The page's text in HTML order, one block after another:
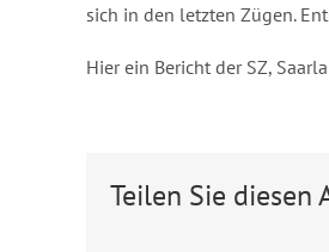
sich in den letzten Zügen.
Hier ein Bericht der SZ,
Teilen Sie diesen